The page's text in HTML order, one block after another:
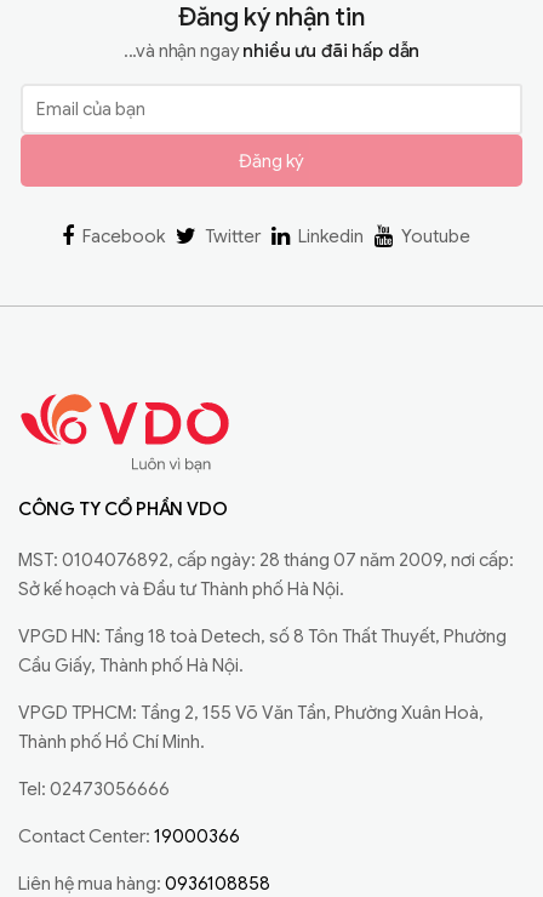
Đăng ký nhận tin
...và nhận ngaynhiều ưu đãi hấp dẫn
Đăng ký
Facebook Twitter Linkedin Youtube
CÔNG TY CỔ PHẦN VDO
MST: 0104076892, cấp ngày: 28 tháng 07 năm 2009, nơi cấp:
Sở kế hoạch và Đầu tư Thành phố Hà Nội.
VPGD HN: Tầng 18 toà Detech, số 8 Tôn Thất Thuyết, Phường
Cầu Giấy, Thành phố Hà Nội.
VPGD TPHCM: Tầng 2, 155 Võ Văn Tần, Phường Xuân Hoà,
Thành phố Hồ Chí Minh.
Tel: 02473056666
Contact Center: 19000366
Liên hệ mua hàng: 0936108858